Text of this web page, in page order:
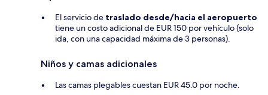
El servicio de traslado desde/hacia el aeropuerto
tiene un costo adicional de EUR 150 por vehículo (solo
ida, con una capacidad máxima de 3 personas).
Niños y camas adicionales
Las camas plegables cuestan EUR 45.0 por noche.